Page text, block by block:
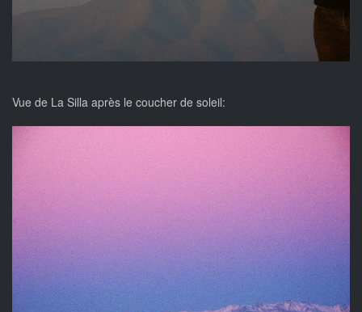
Vue de La Silla après le coucher de soleil: